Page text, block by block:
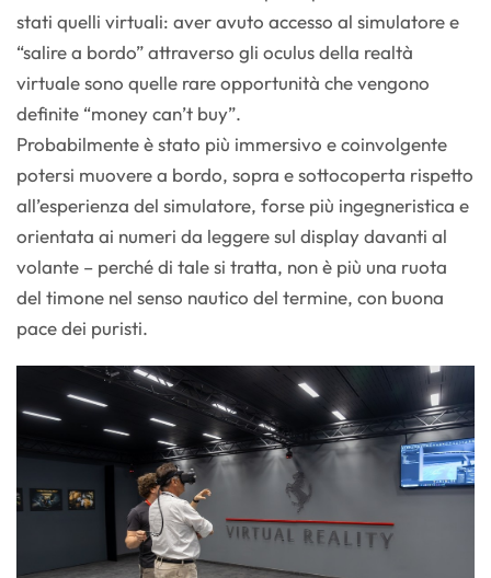
stati quelli virtuali: aver avuto accesso al simulatore e
“salire a bordo” attraverso gli oculus della realtà
virtuale sono quelle rare opportunità che vengono
definite “money can’t buy”.
Probabilmente è stato più immersivo e coinvolgente
potersi muovere a bordo, sopra e sottocoperta rispetto
all’esperienza del simulatore, forse più ingegneristica e
orientata ai numeri da leggere sul display davanti al
volante – perché di tale si tratta, non è più una ruota
del timone nel senso nautico del termine, con buona
pace dei puristi.